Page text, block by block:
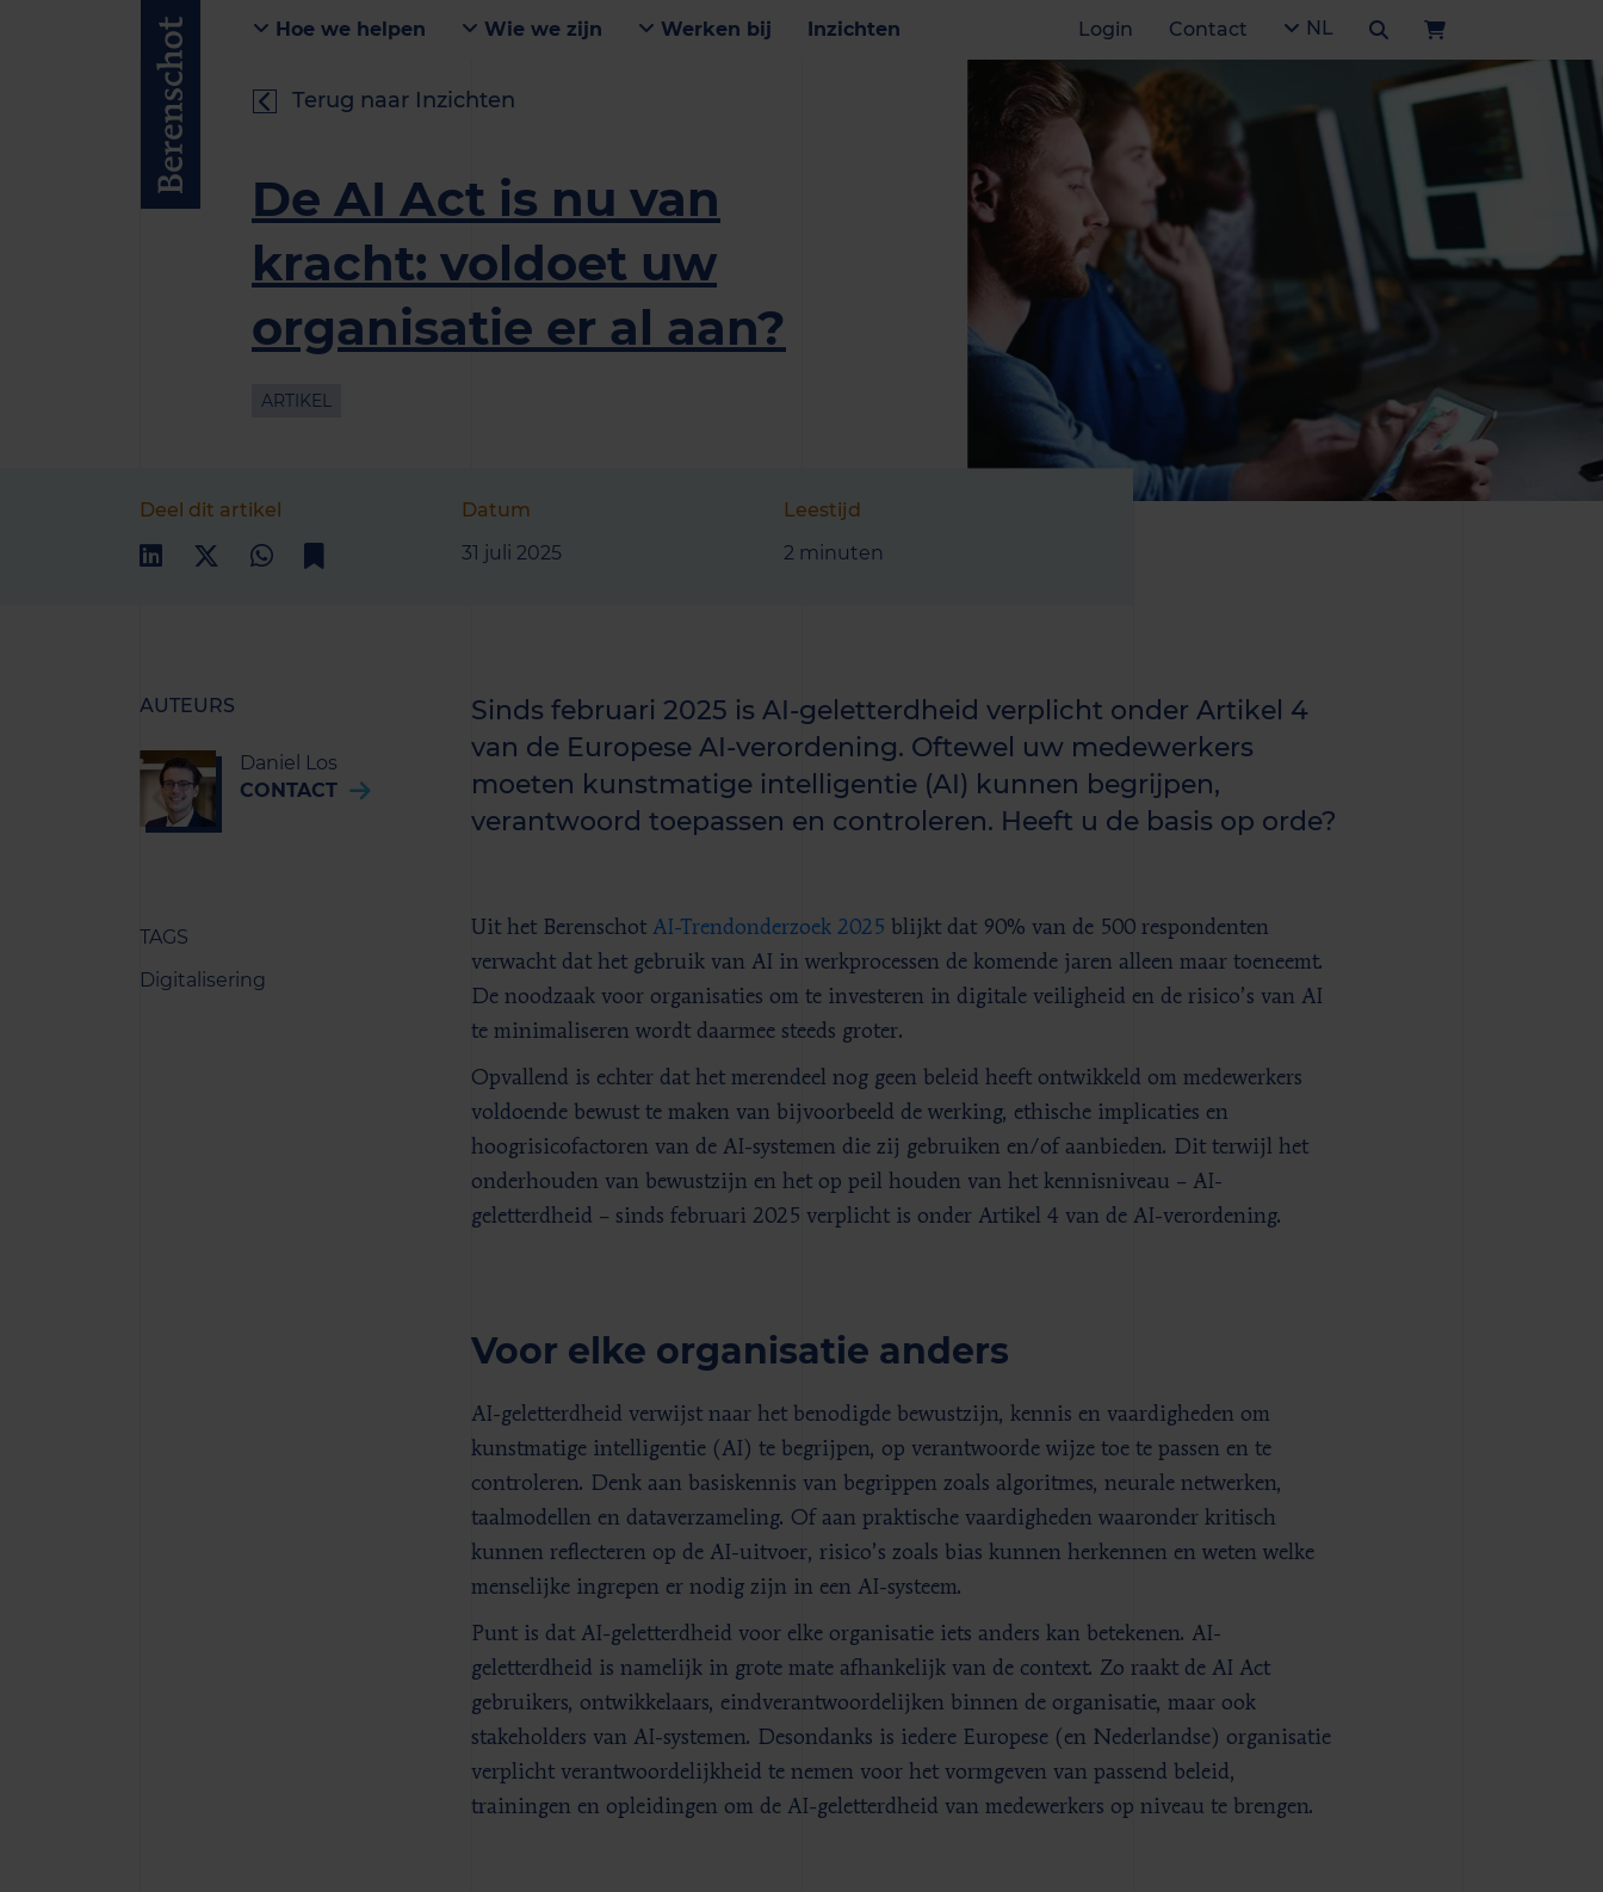
Hoe we helpen Wie we zijn Werken bij Inzichten Login Contact NL
Terug naar Inzichten
De AI Act is nu van
kracht: voldoet uw
organisatie er al aan?
ARTIKEL
Deel dit artikel
Datum
31 juli 2025
Leestijd
2 minuten
AUTEURS
Daniel Los
CONTACT
TAGS
Digitalisering
Sinds februari 2025 is AI-geletterdheid verplicht onder Artikel 4
van de Europese AI-verordening. Oftewel uw medewerkers
moeten kunstmatige intelligentie (AI) kunnen begrijpen,
verantwoord toepassen en controleren. Heeft u de basis op orde?
Uit het Berenschot AI-Trendonderzoek 2025 blijkt dat 90% van de 500 respondenten
verwacht dat het gebruik van AI in werkprocessen de komende jaren alleen maar toeneemt.
De noodzaak voor organisaties om te investeren in digitale veiligheid en de risico’s van AI
te minimaliseren wordt daarmee steeds groter.
Opvallend is echter dat het merendeel nog geen beleid heeft ontwikkeld om medewerkers
voldoende bewust te maken van bijvoorbeeld de werking, ethische implicaties en
hoogrisicofactoren van de AI-systemen die zij gebruiken en/of aanbieden. Dit terwijl het
onderhouden van bewustzijn en het op peil houden van het kennisniveau – AI-
geletterdheid – sinds februari 2025 verplicht is onder Artikel 4 van de AI-verordening.
Voor elke organisatie anders
AI-geletterdheid verwijst naar het benodigde bewustzijn, kennis en vaardigheden om
kunstmatige intelligentie (AI) te begrijpen, op verantwoorde wijze toe te passen en te
controleren. Denk aan basiskennis van begrippen zoals algoritmes, neurale netwerken,
taalmodellen en dataverzameling. Of aan praktische vaardigheden waaronder kritisch
kunnen reflecteren op de AI-uitvoer, risico’s zoals bias kunnen herkennen en weten welke
menselijke ingrepen er nodig zijn in een AI-systeem.
Punt is dat AI-geletterdheid voor elke organisatie iets anders kan betekenen. AI-
geletterdheid is namelijk in grote mate afhankelijk van de context. Zo raakt de AI Act
gebruikers, ontwikkelaars, eindverantwoordelijken binnen de organisatie, maar ook
stakeholders van AI-systemen. Desondanks is iedere Europese (en Nederlandse) organisatie
verplicht verantwoordelijkheid te nemen voor het vormgeven van passend beleid,
trainingen en opleidingen om de AI-geletterdheid van medewerkers op niveau te brengen.